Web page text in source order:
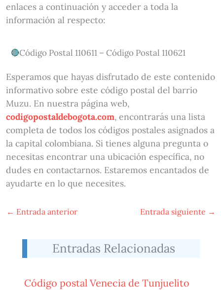
enlaces a continuación y acceder a toda la
información al respecto:
Código Postal 110611 – Código Postal 110621
Esperamos que hayas disfrutado de este contenido
informativo sobre este código postal del barrio
Muzu. En nuestra página web,
codigopostaldebogota.com, encontrarás una lista
completa de todos los códigos postales asignados a
la capital colombiana. Si tienes alguna pregunta o
necesitas encontrar una ubicación específica, no
dudes en contactarnos. Estaremos encantados de
ayudarte en lo que necesites.
← Entrada anterior Entrada siguiente →
Entradas Relacionadas
Código postal Venecia de Tunjuelito